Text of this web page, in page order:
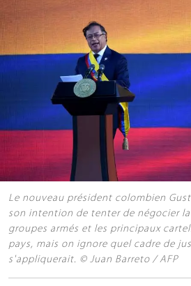
Le nouveau président colombien
son intention de tenter de négocier la
groupes armés et les principaux
pays, mais on ignore quel cadre de
s'appliquerait. © Juan Barreto / AFP